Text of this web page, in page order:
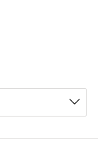
スタートさせ